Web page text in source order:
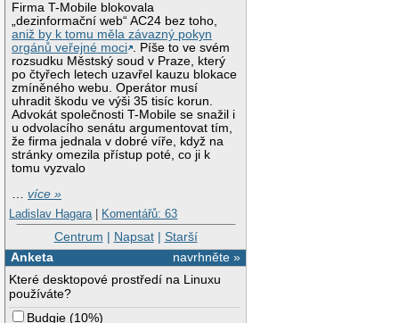
Firma T-Mobile blokovala
„dezinformační web“ AC24 bez toho,
aniž by k tomu měla závazný pokyn
orgánů veřejné moci . Píše to ve svém
rozsudku Městský soud v Praze, který
po čtyřech letech uzavřel kauzu blokace
zmíněného webu. Operátor musí
uhradit škodu ve výši 35 tisíc korun.
Advokát společnosti T-Mobile se snažil i
u odvolacího senátu argumentovat tím,
že firma jednala v dobré víře, když na
stránky omezila přístup poté, co ji k
tomu vyzvalo
…více »
Ladislav Hagara | Komentářů: 63
Centrum | Napsat| Starší
navrhněte »
Anketa
Které desktopové prostředí na Linuxu
používáte?
Budgie (10%)